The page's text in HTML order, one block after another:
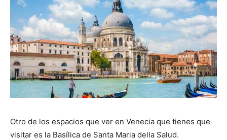
Otro de los espacios que ver en Venecia que tienes que
visitar es la Basílica de Santa Maria della Salud.